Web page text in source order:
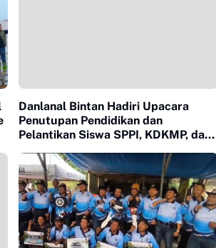
Danlanal Bintan Hadiri Upacara
Penutupan Pendidikan dan
Pelantikan Siswa SPPI, KDKMP, dan